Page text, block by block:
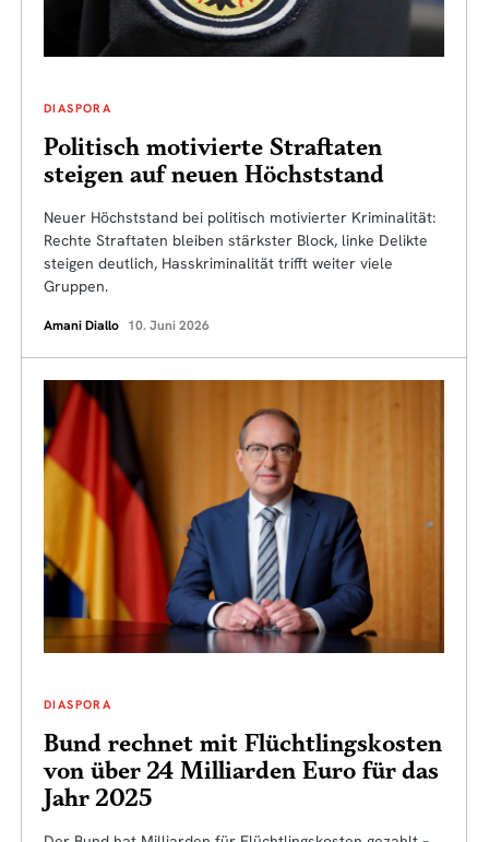
DIASPORA
Politisch motivierte Straftaten
steigen auf neuen Höchststand
Neuer Höchststand bei politisch motivierter Kriminalität:
Rechte Straftaten bleiben stärkster Block, linke Delikte
steigen deutlich, Hasskriminalität trifft weiter viele
Gruppen.
Amani Diallo 10. Juni 2026
DIASPORA
Bund rechnet mit Flüchtlingskosten
von über 24 Milliarden Euro für das
Jahr 2025